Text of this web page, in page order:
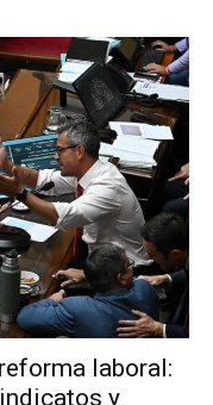
laboral:
y